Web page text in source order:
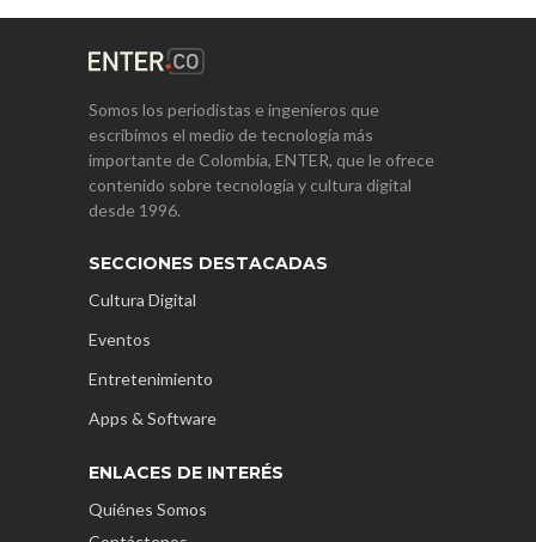
Somos los periodistas e ingenieros que
escribimos el medio de tecnología más
importante de Colombia, ENTER, que le ofrece
contenido sobre tecnología y cultura digital
desde 1996.
SECCIONES DESTACADAS
Cultura Digital
Eventos
Entretenimiento
Apps & Software
ENLACES DE INTERÉS
Quiénes Somos